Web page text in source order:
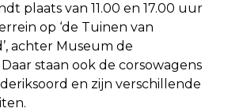
plaats van 11.00 en 17.00 uur
op ‘de Tuinen van
achter Museum de
staan ook de corsowagens
en zijn verschillende